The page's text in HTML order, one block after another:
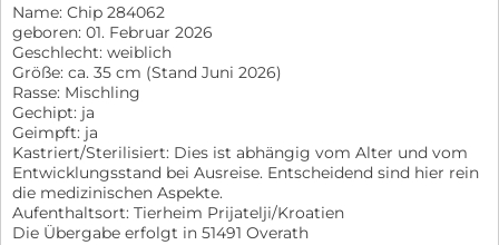
Name: Chip 284062
geboren: 01. Februar 2026
Geschlecht: weiblich
Größe: ca. 35 cm (Stand Juni 2026)
Rasse: Mischling
Gechipt: ja
Geimpft: ja
Kastriert/Sterilisiert: Dies ist abhängig vom Alter und vom
Entwicklungsstand bei Ausreise. Entscheidend sind hier rein
die medizinischen Aspekte.
Aufenthaltsort: Tierheim Prijatelji/Kroatien
Die Übergabe erfolgt in 51491 Overath